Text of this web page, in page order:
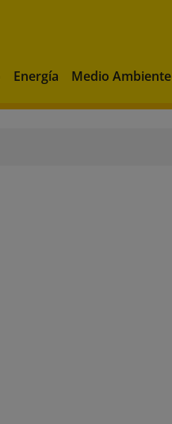
Energía Medio Ambiente